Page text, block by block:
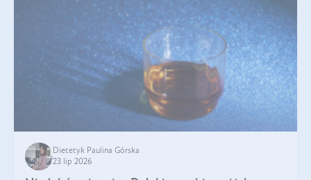
Dietetyk Paulina Górska
23 lip 2026